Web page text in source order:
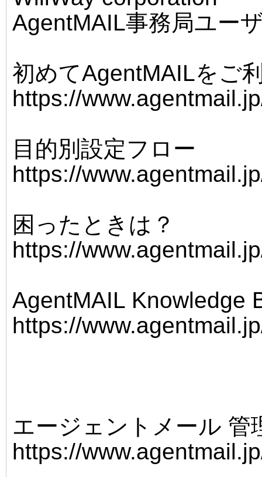
AgentMAIL事務局ユー
初めてAgentMAILをご
https://
目的別設定フロー
https://
困ったときは？
https://
AgentMAIL Knowledge
https://
エージェントメール 管
https://